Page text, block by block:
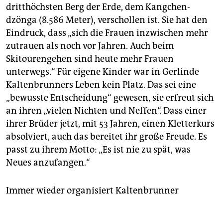
dritthöchsten Berg der Erde, dem Kangchen­
dzönga (8.586 Meter), verschollen ist. Sie hat den
Eindruck, dass „sich die Frauen inzwischen mehr
zutrauen als noch vor Jahren. Auch beim
Skitourengehen sind heute mehr Frauen
unterwegs.“ Für eigene Kinder war in Gerlinde
Kaltenbrunners Leben kein Platz. Das sei eine
„bewusste Entscheidung“ gewesen, sie erfreut sich
an ihren „vielen Nichten und Neffen“. Dass einer
ihrer Brüder jetzt, mit 53 Jahren, einen Kletterkurs
absolviert, auch das bereitet ihr große Freude. Es
passt zu ihrem Motto: „Es ist nie zu spät, was
Neues anzufangen.“
Immer wieder organisiert Kaltenbrunner